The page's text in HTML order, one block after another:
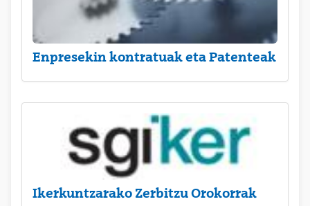
Enpresekin kontratuak eta Patenteak
Ikerkuntzarako Zerbitzu Orokorrak